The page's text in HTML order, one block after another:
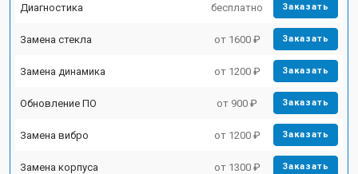
Диагностика бесплатно Заказать
Замена стекла от 1600 ₽ Заказать
Замена динамика от 1200 ₽ Заказать
Обновление ПО от 900 ₽ Заказать
Замена вибро от 1200 ₽ Заказать
Замена корпуса от 1300 ₽ Заказать